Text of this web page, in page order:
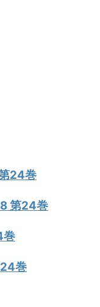
24巻
第24巻
巻
巻